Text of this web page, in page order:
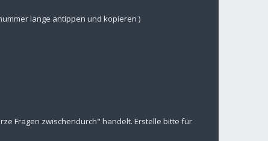
lange antippen und kopieren )
Fragen zwischendurch" handelt. Erstelle bitte für